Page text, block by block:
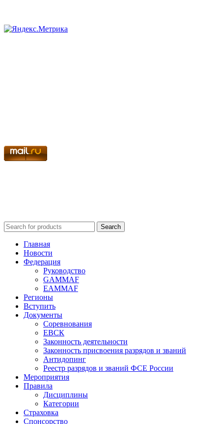
Search
Главная
Новости
Федерация
Руководство
GAMMAF
EAMMAF
Регионы
Вступить
Документы
Соревнования
ЕВСК
Законность деятельности
Законность присвоения разрядов и званий
Антидопинг
Реестр разрядов и званий ФСЕ России
Мероприятия
Правила
Дисциплины
Категории
Страховка
Спонсорство